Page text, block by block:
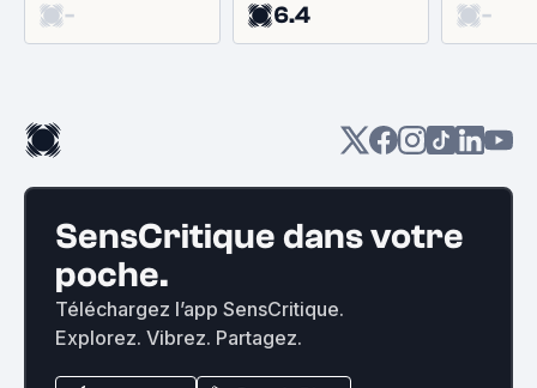
- 6.4 -
SensCritique dans votre
poche.
Téléchargez l’app SensCritique.
Explorez. Vibrez. Partagez.